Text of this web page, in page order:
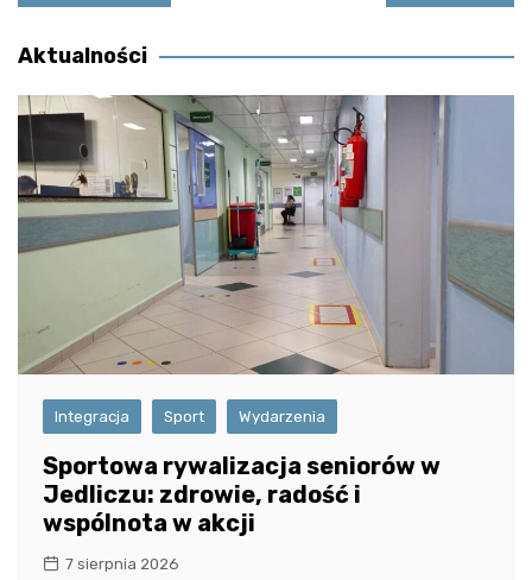
wpisu
Aktualności
Integracja Sport Wydarzenia
Sportowa rywalizacja seniorów w
Jedliczu: zdrowie, radość i
wspólnota w akcji
7 sierpnia 2026